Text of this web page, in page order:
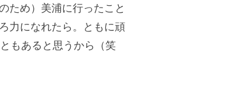
ため）美浦に行ったこと
力になれたら。ともに頑
もあると思うから（笑